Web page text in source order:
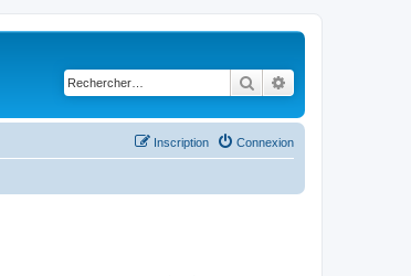
Rechercher
Connexion
Inscription